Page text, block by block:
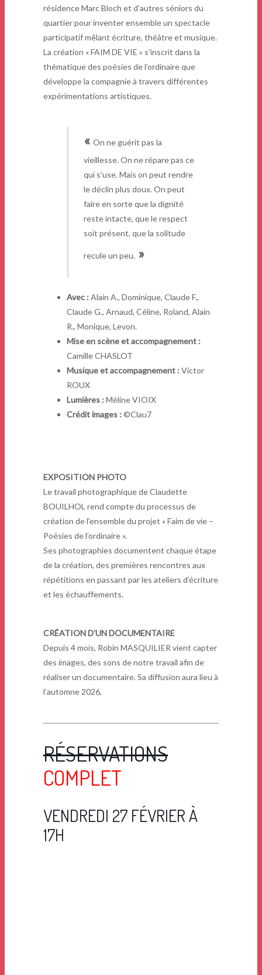
résidence Marc Bloch et d’autres séniors du
quartier pour inventer ensemble un spectacle
participatif mêlant écriture, théâtre et musique.
La création « FAIM DE VIE » s’inscrit dans la
thématique des poésies de l’ordinaire que
développe la compagnie à travers différentes
expérimentations artistiques.
« On ne guérit pas la
vieillesse. On ne répare pas ce
qui s’use. Mais on peut rendre
le déclin plus doux. On peut
faire en sorte que la dignité
reste intacte, que le respect
soit présent, que la solitude
recule un peu. »
Avec : Alain A., Dominique, Claude F.,
Claude G., Arnaud, Céline, Roland, Alain
R., Monique, Levon.
Mise en scène et accompagnement :
Camille CHASLOT
Musique et accompagnement : Victor
ROUX
Lumières : Méline VIOIX
Crédit images : ©Clau7
EXPOSITION PHOTO
Le travail photographique de Claudette
BOUILHOL rend compte du processus de
création de l’ensemble du projet « Faim de vie –
Poésies de l’ordinaire ».
Ses photographies documentent chaque étape
de la création, des premières rencontres aux
répétitions en passant par les ateliers d’écriture
et les échauffements.
CRÉATION D’UN DOCUMENTAIRE
Depuis 4 mois, Robin MASQUILIER vient capter
des images, des sons de notre travail afin de
réaliser un documentaire. Sa diffusion aura lieu à
l’automne 2026.
RÉSERVATIONS
COMPLET
VENDREDI 27 FÉVRIER À
17H